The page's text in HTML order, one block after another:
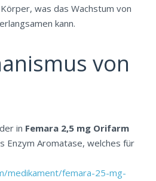
was das Wachstum von
kann.
von
in Femara 2,5 mg Orifarm
Enzym Aromatase, welches für
medikament/femara-25-mg-